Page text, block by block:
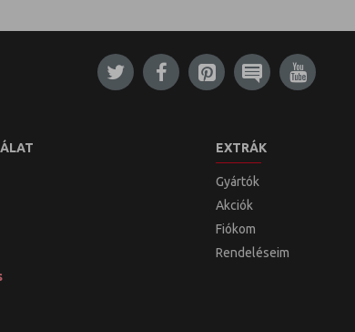
EXTRÁK
Gyártók
Akciók
Fiókom
Rendeléseim